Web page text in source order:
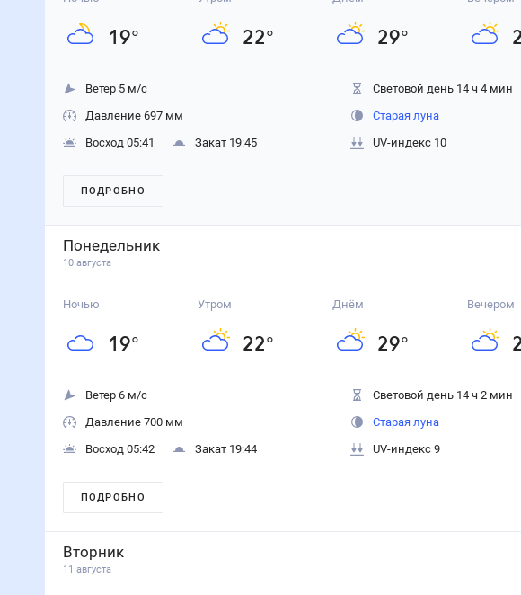
19° 22° 29°
Ветер 5 м/с
Давление 697 мм
Восход 05:41
Закат 19:45
Световой день 14 ч 4 мин
Старая луна
UV-индекс 10
ПОДРОБНО
Понедельник
10 августа
Ночью
19°
Утром
22°
Днём
29°
Вечером
Ветер 6 м/с
Давление 700 мм
Восход 05:42
Закат 19:44
Световой день 14 ч 2 мин
Старая луна
UV-индекс 9
ПОДРОБНО
Вторник
11 августа